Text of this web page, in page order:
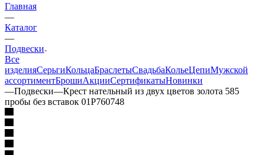
Главная
—
Каталог
—
Подвески
Все
изделияСерьгиКольцаБраслетыСвадьбаКольеЦепиМужской
ассортиментБрошиАкцииСертификатыНовинки
—Подвески—Крест нательный из двух цветов золота 585
пробы без вставок 01Р760748